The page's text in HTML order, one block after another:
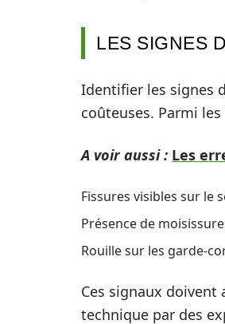
LES SIGNES
Identifier les signes
coûteuses. Parmi
A voir aussi : Les
Fissures visibles sur le
Présence de
Rouille sur les garde-
Ces signaux doivent
technique par des